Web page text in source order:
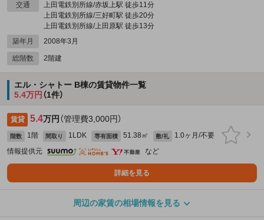
交通
上田電鉄別所線/赤坂上駅 徒歩11分
上田電鉄別所線/三好町駅 徒歩20分
上田電鉄別所線/上田原駅 徒歩13分
築年月
2008年3月
総階数 2階建
エル・シャトー B棟の賃貸物件一覧
5.4万円 （1件）
賃貸 5.4万円 （管理費3,000円）
階数 1階 間取り 1LDK 専有面積 51.38㎡ 敷/礼
1.0ヶ月/不要
情報提供元
など
詳細を見る
周辺の家賃の相場情報を見る